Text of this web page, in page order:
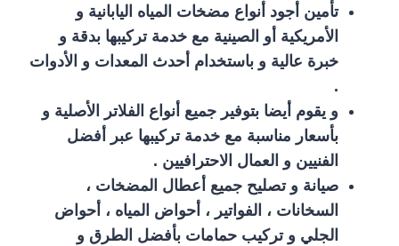
تأمين أجود أنواع مضخات المياه اليابانية و
الأمريكية أو الصينية مع خدمة تركيبها بدقة و
خبرة عالية و باستخدام أحدث المعدات و الأدوات
.
و يقوم أيضا بتوفير جميع أنواع الفلاتر الأصلية و
بأسعار مناسبة مع خدمة تركيبها عبر أفضل
الفنيين و العمال الاحترافيين .
صيانة و تصليح جميع أعطال المضخات ،
السخانات ، الفواتير ، أحواض المياه ، أحواض
الجلي و تركيب حمامات بأفضل الطرق و